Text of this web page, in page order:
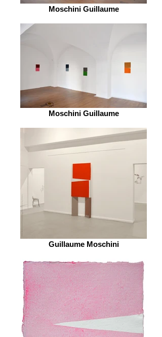
Moschini Guillaume
Moschini Guillaume
Guillaume Moschini